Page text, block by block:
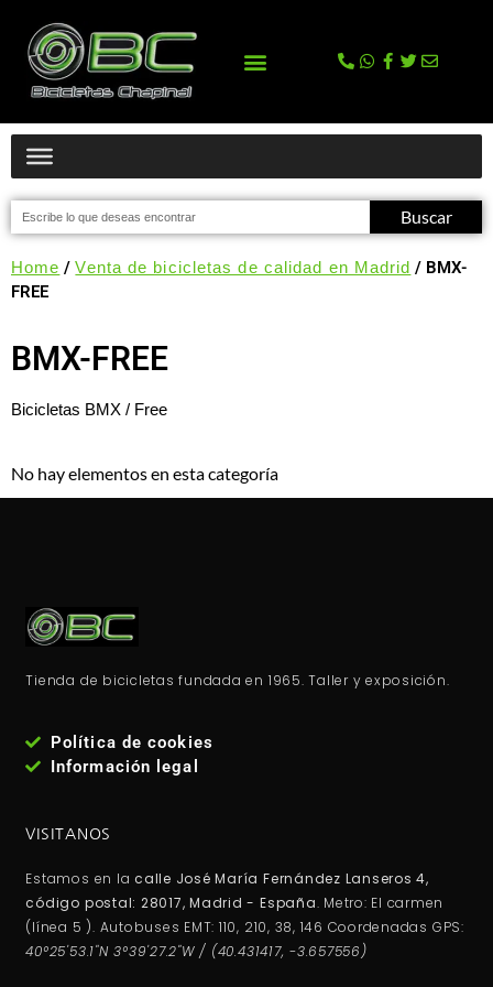
Buscar
Home /Venta de bicicletas de calidad en Madrid / BMX-
FREE
BMX-FREE
Bicicletas BMX / Free
No hay elementos en esta categoría
Tienda de bicicletas fundada en 1965. Taller y exposición.
Política de cookies
Información legal
VISITANOS
Estamos en la calle José María Fernández Lanseros 4,
código postal: 28017, Madrid - España. Metro: El carmen
(línea 5 ). Autobuses EMT: 110, 210, 38, 146 Coordenadas GPS:
40°25'53.1"N 3°39'27.2"W / (40.431417, -3.657556)